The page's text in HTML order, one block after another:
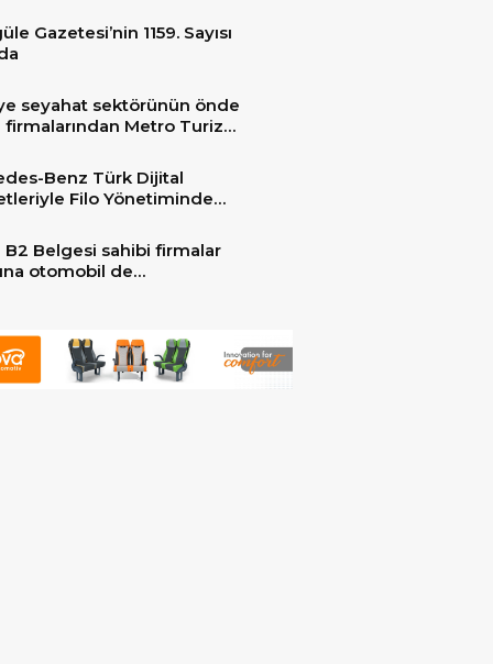
Gazetesi’nin 1159. Sayısı
seyahat sektörünün önde
Metro Turizm
2 adet yepyeni MAN
ile güçlendirdi!
Benz Türk Dijital
Filo Yönetiminde
B2 Belgesi sahibi firmalar
otomobil de